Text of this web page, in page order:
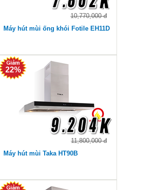
10,770,000 đ
Máy hút mùi ống khói Fotile EH11D
22%
11,800,000 đ
Máy hút mùi Taka HT90B